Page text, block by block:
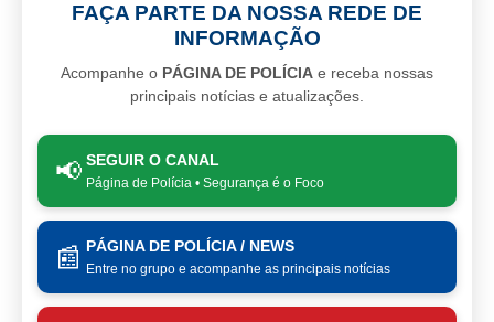
FAÇA PARTE DA NOSSA REDE DE
INFORMAÇÃO
Acompanhe o PÁGINA DE POLÍCIA e receba nossas
principais notícias e atualizações.
📢 SEGUIR O CANAL
Página de Polícia • Segurança é o Foco
📰 PÁGINA DE POLÍCIA / NEWS
Entre no grupo e acompanhe as principais notícias